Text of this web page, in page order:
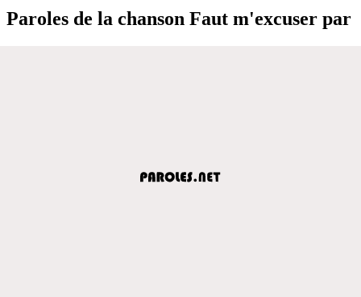
Paroles de la chanson Faut m'excuser par